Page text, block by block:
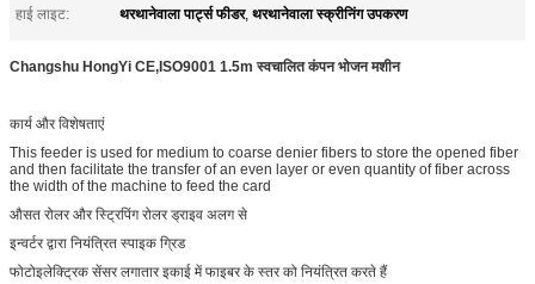
हाई लाइट:
थरथानेवाला पार्ट्स फीडर, थरथानेवाला स्क्रीनिंग उपकरण
Changshu HongYi CE,ISO9001 1.5m स्वचालित कंपन भोजन मशीन
कार्य और विशेषताएं
This feeder is used for medium to coarse denier fibers to store the opened fiber
and then facilitate the transfer of an even layer or even quantity of fiber across
the width of the machine to feed the card
औसत रोलर और स्ट्रिपिंग रोलर ड्राइव अलग से
इन्वर्टर द्वारा नियंत्रित स्पाइक ग्रिड
फोटोइलेक्ट्रिक सेंसर लगातार इकाई में फाइबर के स्तर को नियंत्रित करते हैं